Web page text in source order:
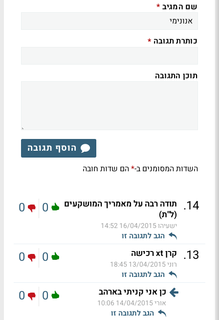
שם המגיב *
כותרת תגובה *
תוכן התגובה
הוסף תגובה
השדות המסומנים ב-*הם שדות חובה
14
. תודה רבה על מאמריך המושקעים
(ל"ת)
ישעיהו16/04/2015 14:52
הגב לתגובה זו
0
0
13
. קרן xt רכישה
רוני13/04/2015 18:45
הגב לתגובה זו
0
0
כן אני קניתי בארהב
אורי14/04/2015 10:06
הגב לתגובה זו
0
0